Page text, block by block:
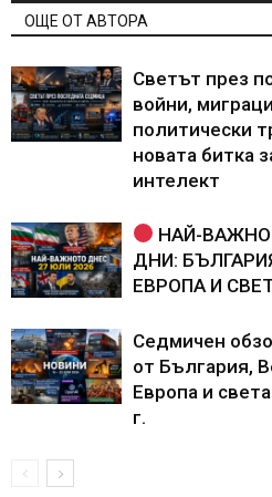
ОЩЕ ОТ АВТОРА
Светът през
войни,
политически
новата битка
интелект
НАЙ-
ДНИ:
ЕВРОПА И
Седмичен
от България,
Европа и
г.